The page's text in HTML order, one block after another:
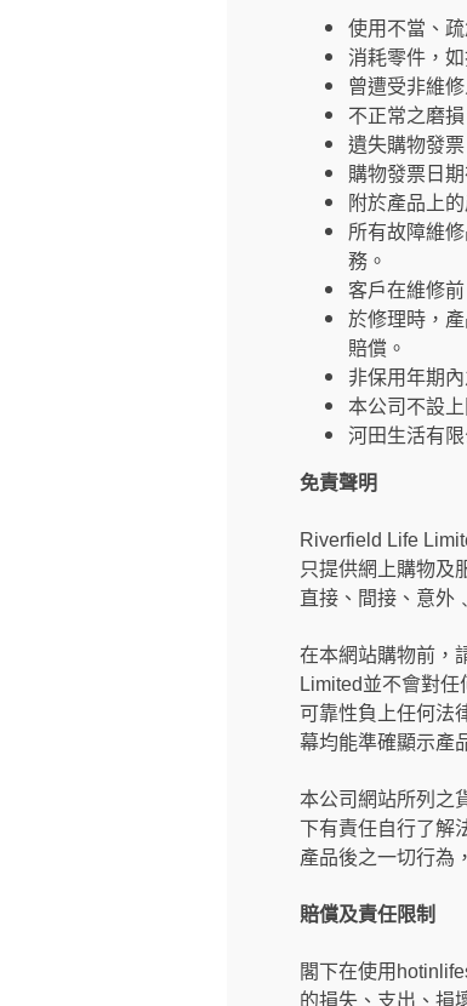
使用不當、
消耗零件，
曾遭受非維修
不正常之磨
遺失購物發
購物發票日
附於產品上
所有故障維
務。
客戶在維修
於修理時，
賠償。
非保用年期
本公司不設
河田生活有
免責聲明
Riverfield Life
只提供網上購物及
直接、間接、意外
在本網站購物前，
Limited並不會對
可靠性負上任何法
幕均能準確顯示產
本公司網站所列之
下有責任自行了解
產品後之一切行為
賠償及責任限制
閣下在使用
的損失、支出、損